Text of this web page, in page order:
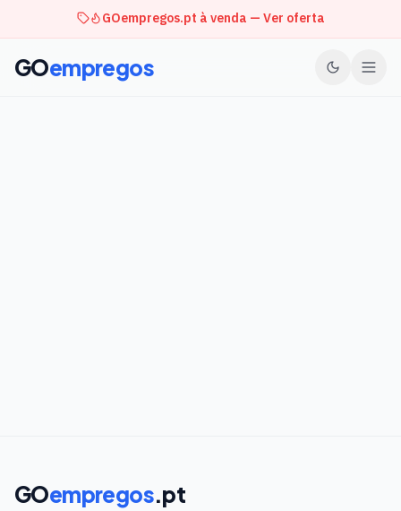
GOempregos.pt à venda — Ver oferta
GOempregos
GOempregos.pt